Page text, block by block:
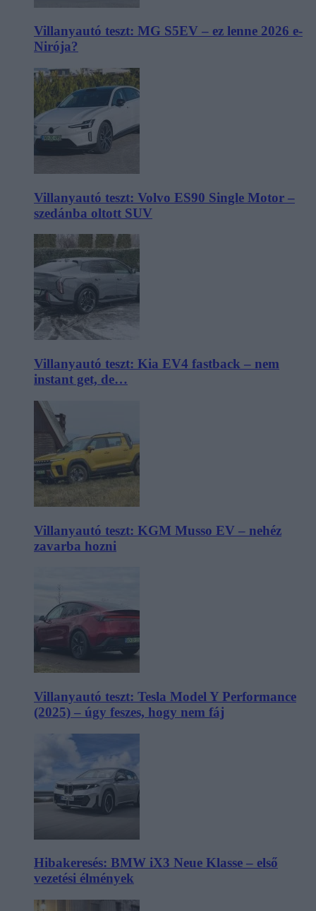
Villanyautó teszt: MG S5EV – ez lenne 2026 e-
Nirója?
Villanyautó teszt: Volvo ES90 Single Motor –
szedánba oltott SUV
Villanyautó teszt: Kia EV4 fastback – nem
instant get, de…
Villanyautó teszt: KGM Musso EV – nehéz
zavarba hozni
Villanyautó teszt: Tesla Model Y Performance
(2025) – úgy feszes, hogy nem fáj
Hibakeresés: BMW iX3 Neue Klasse – első
vezetési élmények